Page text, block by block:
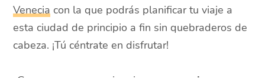
Venecia con la que podrás planificar tu viaje a
esta ciudad de principio a fin sin quebraderos de
cabeza. ¡Tú céntrate en disfrutar!